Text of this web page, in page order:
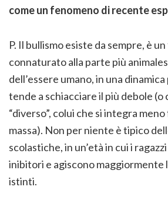
come un fenomeno di recente
P. Il bullismo esiste da sempre, è
connaturato alla parte più
dell’essere umano, in una
tende a schiacciare il più debole (o
“diverso”, colui che si integra
massa). Non per niente è tipico
scolastiche, in un’età in cui i
inibitori e agiscono maggiormente
istinti.